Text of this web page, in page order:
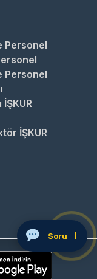
Personel
Personel
İŞKUR
İŞKUR